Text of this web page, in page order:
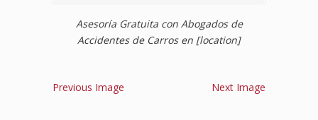
Asesoría Gratuita con Abogados de
Accidentes de Carros en [location]
Previous Image Next Image